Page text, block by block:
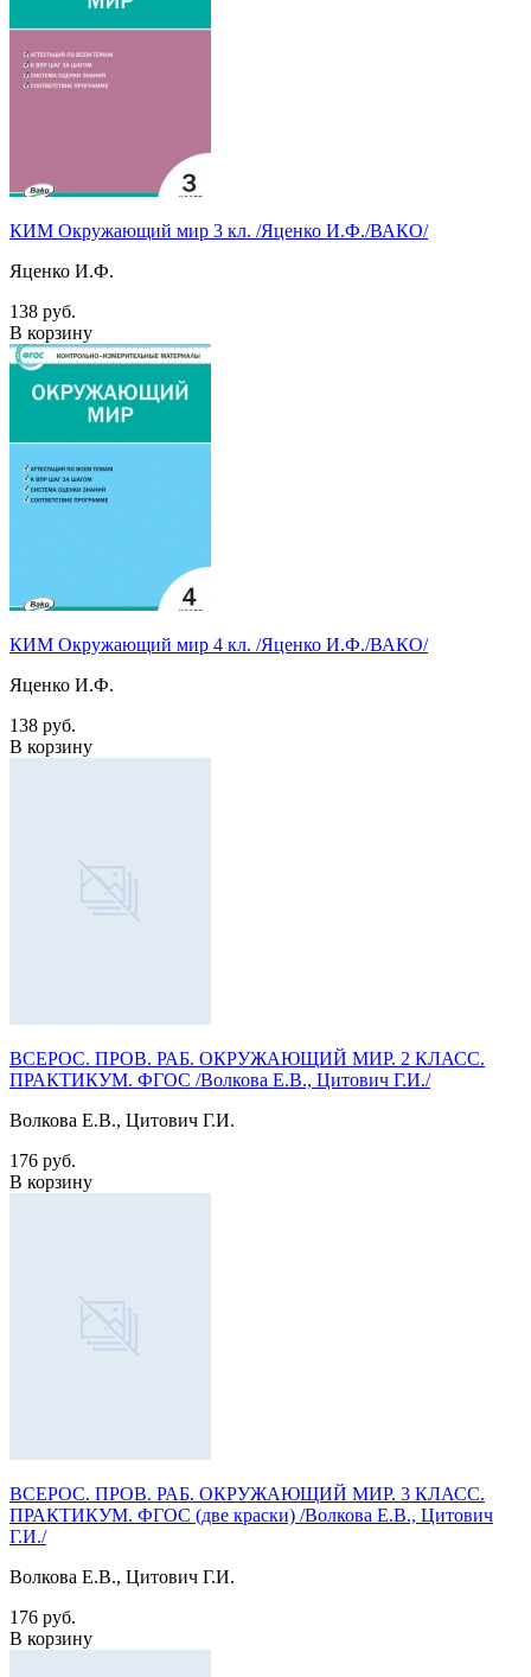
КИМ Окружающий мир 3 кл. /Яценко И.Ф./ВАКО/
Яценко И.Ф.
138 руб.
В корзину
КИМ Окружающий мир 4 кл. /Яценко И.Ф./ВАКО/
Яценко И.Ф.
138 руб.
В корзину
ВСЕРОС. ПРОВ. РАБ. ОКРУЖАЮЩИЙ МИР. 2 КЛАСС.
ПРАКТИКУМ. ФГОС /Волкова Е.В., Цитович Г.И./
Волкова Е.В., Цитович Г.И.
176 руб.
В корзину
ВСЕРОС. ПРОВ. РАБ. ОКРУЖАЮЩИЙ МИР. 3 КЛАСС.
ПРАКТИКУМ. ФГОС (две краски) /Волкова Е.В., Цитович
Г.И./
Волкова Е.В., Цитович Г.И.
176 руб.
В корзину